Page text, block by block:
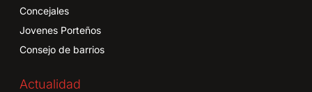
Concejales
Jovenes Porteños
Consejo de barrios
Actualidad